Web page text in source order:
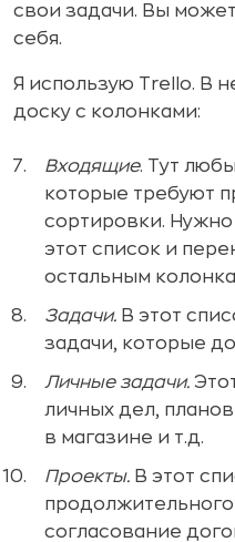
свои задачи. Вы
себя.
Я использую Trello. В
доску с колонками:
Входящие. Тут
которые требуют
сортировки. Нужно
этот список и
остальным
Задачи. В этот
задачи, которые
Личные задачи.
личных дел,
в магазине и т.д.
Проекты. В этот
согласование